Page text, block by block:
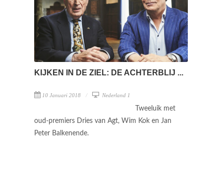
KIJKEN IN DE ZIEL: DE ACHTERBLIJ ...
10 Januari 2018 Nederland 1
Tweeluik met
oud-premiers Dries van Agt, Wim Kok en Jan
Peter Balkenende.